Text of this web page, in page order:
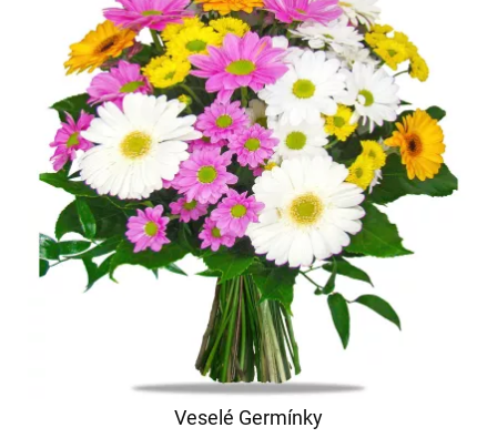
Veselé Germínky